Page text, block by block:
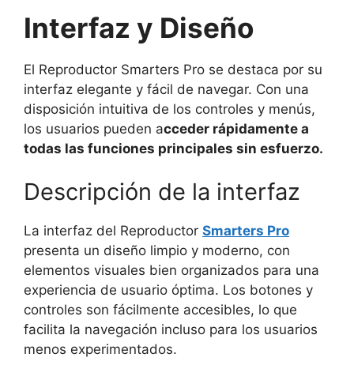
Interfaz y Diseño
El Reproductor Smarters Pro se destaca por su
interfaz elegante y fácil de navegar. Con una
disposición intuitiva de los controles y menús,
los usuarios pueden acceder rápidamente a
todas las funciones principales sin esfuerzo.
Descripción de la interfaz
La interfaz del Reproductor Smarters Pro
presenta un diseño limpio y moderno, con
elementos visuales bien organizados para una
experiencia de usuario óptima. Los botones y
controles son fácilmente accesibles, lo que
facilita la navegación incluso para los usuarios
menos experimentados.